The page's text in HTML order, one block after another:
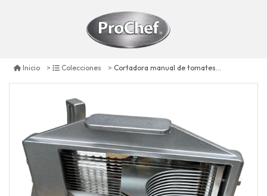
Inicio Colecciones Cortadora manual de tomates cuchillos dentados 5 mm.